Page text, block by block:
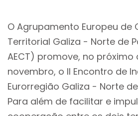
O Agrupamento Europeu de
Territorial Galiza - Norte de
AECT) promove, no próximo
novembro, o II Encontro de
Eurorregião Galiza - Norte
Para além de facilitar e